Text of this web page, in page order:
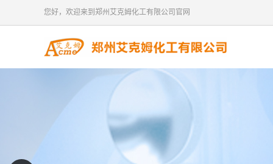
您好，欢迎来到郑州艾克姆化工有限公司官网